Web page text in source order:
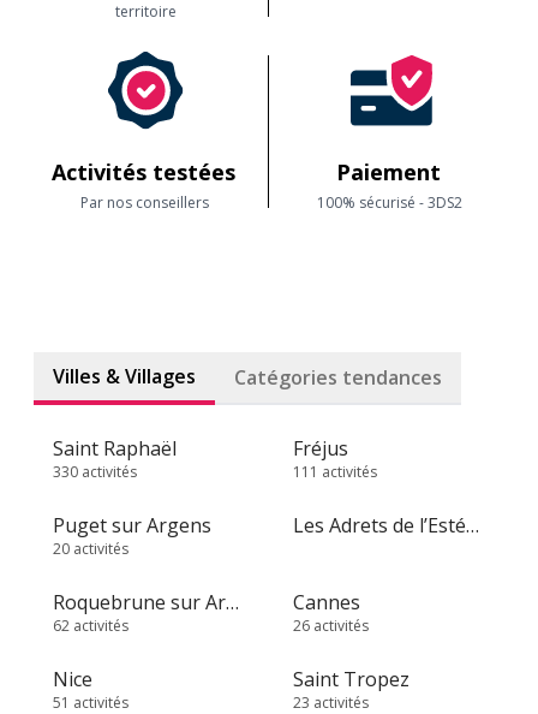
territoire
Activités testées
Par nos conseillers
Paiement
100% sécurisé - 3DS2
Villes & Villages Catégories tendances
Saint Raphaël
330 activités
Fréjus
111 activités
Puget sur Argens
20 activités
Les Adrets de l’Estérel
Roquebrune sur Argens
62 activités
Cannes
26 activités
Nice
51 activités
Saint Tropez
23 activités